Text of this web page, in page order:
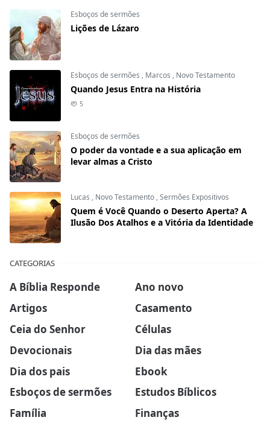
Esboços de sermões
Lições de Lázaro
Esboços de sermões , Marcos , Novo Testamento
Quando Jesus Entra na História
5
Esboços de sermões
O poder da vontade e a sua aplicação em
levar almas a Cristo
Lucas , Novo Testamento ,Sermões Expositivos
Quem é Você Quando o Deserto Aperta? A
Ilusão Dos Atalhos e a Vitória da Identidade
CATEGORIAS
A Bíblia Responde
Ano novo
Artigos
Casamento
Ceia do Senhor
Células
Devocionais
Dia das mães
Dia dos pais
Ebook
Esboços de sermões
Estudos Bíblicos
Família
Finanças